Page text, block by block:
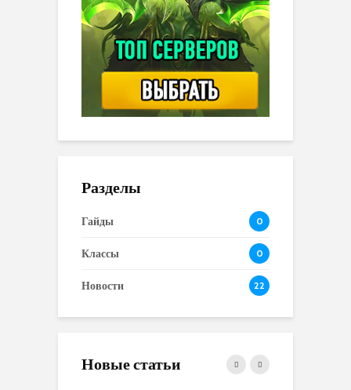
Разделы
Гайды 0
Классы 0
Новости 22
Новые статьи